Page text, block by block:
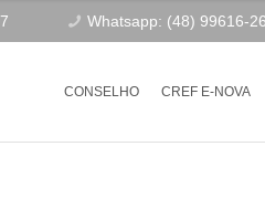
Whatsapp: (48) 99616-
CONSELHO CREF E-NOVA